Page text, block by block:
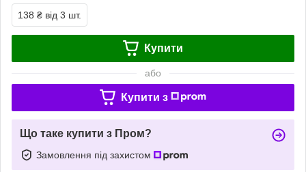
138 ₴ від 3 шт.
Купити
або
Купити з
Що таке купити з Пром?
Замовлення під захистом